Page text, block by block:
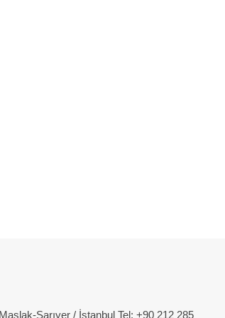
Sarıyer / İstanbul Tel: +90 212 285